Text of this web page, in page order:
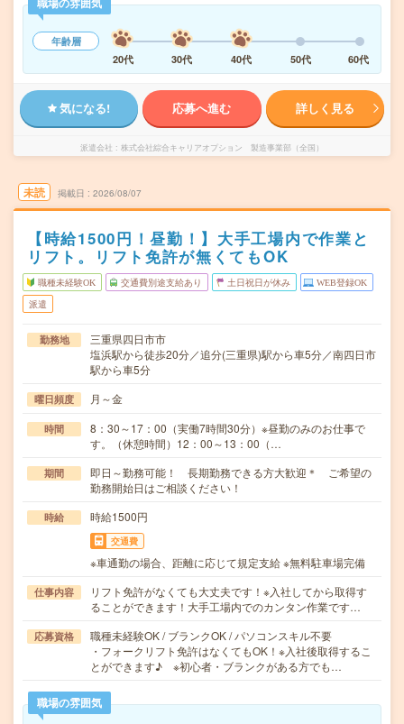
年齢層
20代
30代 40代 50代 60代
気になる! 応募へ進む 詳しく見る
派遣会社 株式会社綜合キャリアオプション 製造事業部（全国）
未読 掲載日 2026/08/07
【時給1500円！昼勤！】大手工場内で作業と
リフト。リフト免許が無くてもOK
職種未経験OK 交通費別途支給あり 土日祝日が休み WEB登録OK
派遣
勤務地
三重県四日市市
塩浜駅から徒歩20分／追分(三重県)駅から車5分／南四日市
駅から車5分
曜日頻度 月～金
時間
8：30～17：00（実働7時間30分）※昼勤のみのお仕事で
す。（休憩時間）12：00～13：00（…
期間
即日～勤務可能！ 長期勤務できる方大歓迎＊ ご希望の
勤務開始日はご相談ください！
時給 時給1500円
交通費
※車通勤の場合、距離に応じて規定支給 ※無料駐車場完備
仕事内容
リフト免許がなくても大丈夫です！※入社してから取得す
ることができます！大手工場内でのカンタン作業です…
応募資格
職種未経験OK / ブランクOK / パソコンスキル不要
・フォークリフト免許はなくてもOK！※入社後取得するこ
とができます♪ ※初心者・ブランクがある方でも…
職場の雰囲気